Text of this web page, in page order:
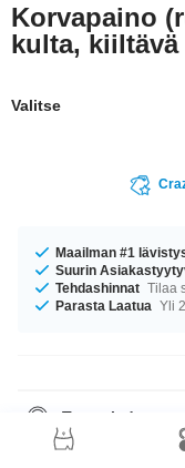
Korvapaino
kulta, kiiltävä
Valitse
Maailman #1
Suurin
Tehdashinnat Tilaa
Parasta Laatua Yli
Tuotetiedot
Tuote odottaa sinua